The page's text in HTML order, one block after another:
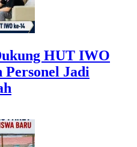
HUT IWO
Personel Jadi